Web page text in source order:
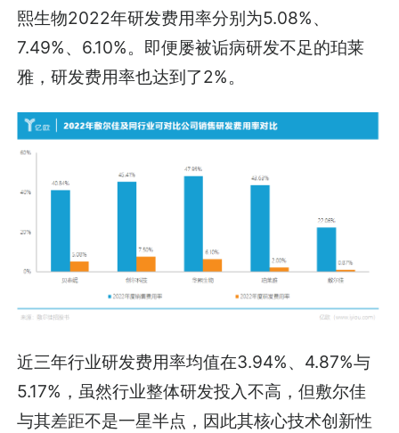
熙生物2022年研发费用率分别为5.08%、
7.49%、6.10%。即便屡被诟病研发不足的珀莱
雅，研发费用率也达到了2%。
近三年行业研发费用率均值在3.94%、4.87%与
5.17%，虽然行业整体研发投入不高，但敷尔佳
与其差距不是一星半点，因此其核心技术创新性